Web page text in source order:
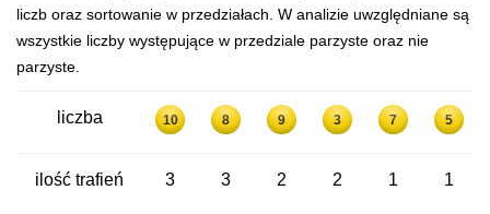
liczb oraz sortowanie w przedziałach. W analizie uwzględniane są
wszystkie liczby występujące w przedziale parzyste oraz nie
parzyste.
liczba 10 8 9 3 7 5
ilość trafień 3 3 2 2 1 1